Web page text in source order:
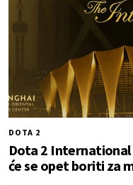
DOTA 2
Dota 2
će se opet boriti za